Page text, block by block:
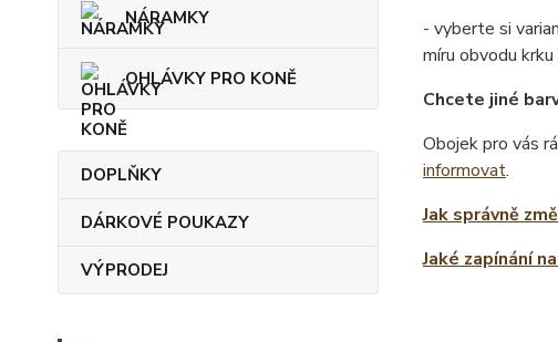
NÁRAMKY
OHLÁVKY PRO KONĚ
DOPLŇKY
DÁRKOVÉ POUKAZY
VÝPRODEJ
- vyberte si
míru obvodu
Chcete jiné
Obojek pro vás
informovat.
Jak správně
Jaké zapínání